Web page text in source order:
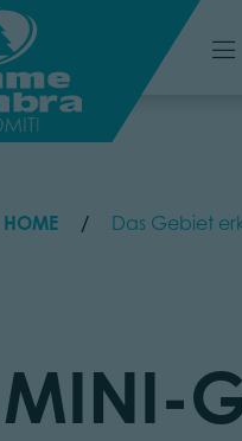
HOME Das Gebiet
MINI-